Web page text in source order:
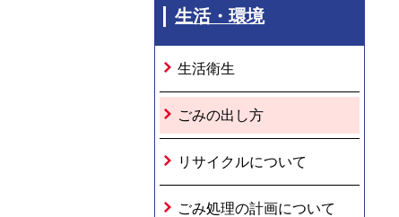
生活・環境
生活衛生
ごみの出し方
リサイクルについて
ごみ処理の計画について